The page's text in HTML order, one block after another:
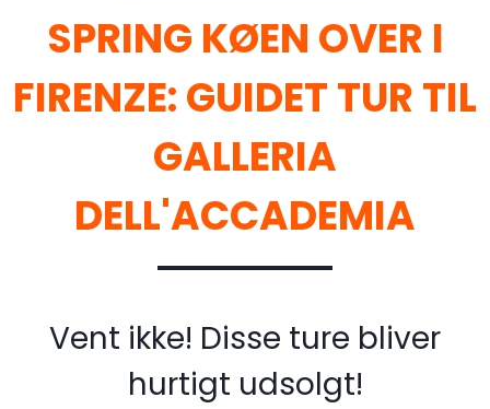
SPRING KØEN OVER I
FIRENZE: GUIDET TUR TIL
GALLERIA
DELL'ACCADEMIA
Vent ikke! Disse ture bliver
hurtigt udsolgt!